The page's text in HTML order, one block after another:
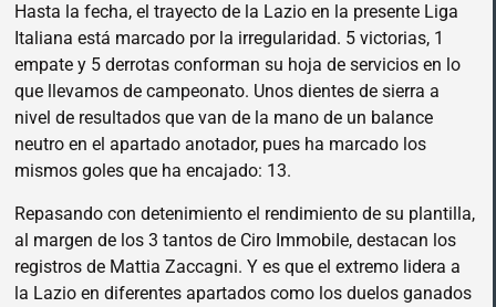
Hasta la fecha, el trayecto de la Lazio en la presente Liga
Italiana está marcado por la irregularidad. 5 victorias, 1
empate y 5 derrotas conforman su hoja de servicios en lo
que llevamos de campeonato. Unos dientes de sierra a
nivel de resultados que van de la mano de un balance
neutro en el apartado anotador, pues ha marcado los
mismos goles que ha encajado: 13.
Repasando con detenimiento el rendimiento de su plantilla,
al margen de los 3 tantos de Ciro Immobile, destacan los
registros de Mattia Zaccagni. Y es que el extremo lidera a
la Lazio en diferentes apartados como los duelos ganados